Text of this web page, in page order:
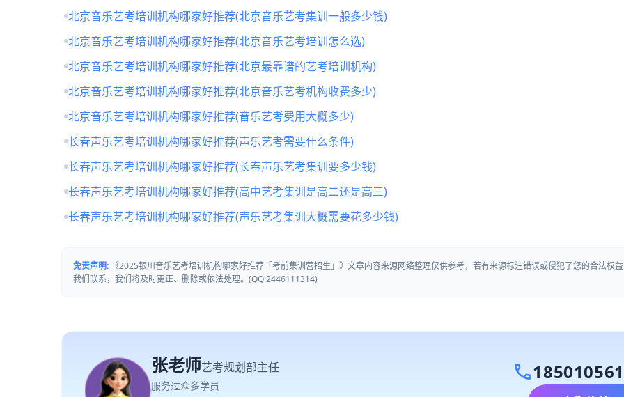
北京音乐艺考培训机构哪家好推荐(北京音乐艺考集训一般多少钱)
北京音乐艺考培训机构哪家好推荐(北京音乐艺考培训怎么选)
北京音乐艺考培训机构哪家好推荐(北京最靠谱的艺考培训机构)
北京音乐艺考培训机构哪家好推荐(北京音乐艺考机构收费多少)
北京音乐艺考培训机构哪家好推荐(音乐艺考费用大概多少)
长春声乐艺考培训机构哪家好推荐(声乐艺考需要什么条件)
长春声乐艺考培训机构哪家好推荐(长春声乐艺考集训要多少钱)
长春声乐艺考培训机构哪家好推荐(高中艺考集训是高二还是高三)
长春声乐艺考培训机构哪家好推荐(声乐艺考集训大概需要花多少钱)
免责声明: 《2025银川音乐艺考培训机构哪家好推荐「考前集训营招生」》文章内容来源网络整理仅供参考，若有来源标注错误或侵犯了您的合法权
我们联系，我们将及时更正、删除或依法处理。(QQ:2446111314)
张老师艺考规划部主任
服务过众多学员
call